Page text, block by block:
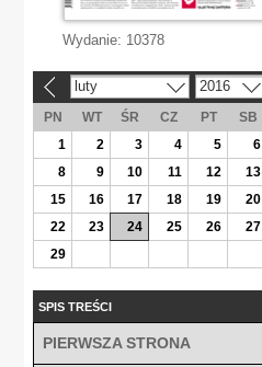
Wydanie: 10378
luty 2016
PN WT ŚR CZ PT SB
1
2 3 4 5 6
8
9 10 11 12 13
15
16 17 18 19 20
22
23 24 25 26 27
29
SPIS TREŚCI
PIERWSZA STRONA